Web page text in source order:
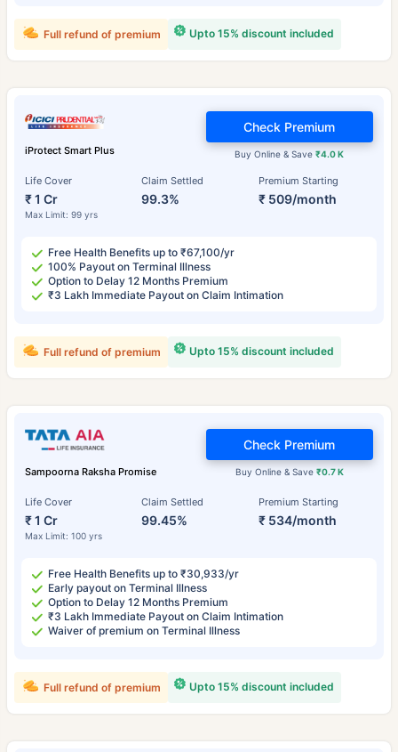
Upto 15% discount included
Full refund of premium
iProtect Smart Plus
Life Cover
₹ 1 Cr
Max Limit: 99 yrs
Claim Settled
99.3%
Premium Starting
₹ 509/month
Buy Online & Save₹4.0 K
Check Premium
Free Health Benefits up to ₹67,100/yr
100% Payout on Terminal Illness
Option to Delay 12 Months Premium
₹3 Lakh Immediate Payout on Claim Intimation
Upto 15% discount included
Full refund of premium
Sampoorna Raksha Promise
Life Cover
₹ 1 Cr
Max Limit: 100 yrs
Claim Settled
99.45%
Premium Starting
₹ 534/month
Buy Online & Save ₹0.7 K
Check Premium
Free Health Benefits up to ₹30,933/yr
Early payout on Terminal Illness
Option to Delay 12 Months Premium
₹3 Lakh Immediate Payout on Claim Intimation
Waiver of premium on Terminal Illness
Upto 15% discount included
Full refund of premium